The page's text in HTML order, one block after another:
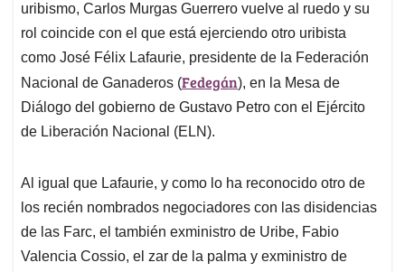
uribismo, Carlos Murgas Guerrero vuelve al ruedo y su
rol coincide con el que está ejerciendo otro uribista
como José Félix Lafaurie, presidente de la Federación
Nacional de Ganaderos (Fedegán), en la Mesa de
Diálogo del gobierno de Gustavo Petro con el Ejército
de Liberación Nacional (ELN).
Al igual que Lafaurie, y como lo ha reconocido otro de
los recién nombrados negociadores con las disidencias
de las Farc, el también exministro de Uribe, Fabio
Valencia Cossio, el zar de la palma y exministro de